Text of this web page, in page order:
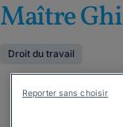
Maître
Droit du travail
Reporter sans choisir